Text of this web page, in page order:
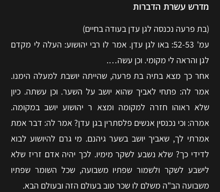
מדרש עשרת הדברות
(בת פרעה נכנסה לגן עדן בעודה בחיים)
עמ' 52-53: באו לגן עדן. אמר לו רבי יהושוע: העלה לי מקדם
לגן והראה לי מקומי. וכן עשה….
אחר כך מצא בתיה בת פרעה, שהייתה יושבת למעלה הימנו.
אמר לה: פתחי לאביך שהוא יושב על השער. וכן עשתה. כיון
שלא ראוהו חזרה למקומה ומצא ר יהושוע יושב במקומה.
אמרה: וכי נכנסין אנשים פלסתרין בגן עדן? אמר לה: דבר אמת
אמרתי לך, שאביך יושב בשער גיהנם. מי גרם להיושוע לבוא
לדידי כך? שלא נשבע לשקר מימיו. לכך יהיה אדם זריז שלא
לישבע לשקר ולשמור שפתיו משבועה, שכל השומר שפתיו
משבועה הב"ה משלם לו שכר טוב בעולם הזה ובעולם הבא.